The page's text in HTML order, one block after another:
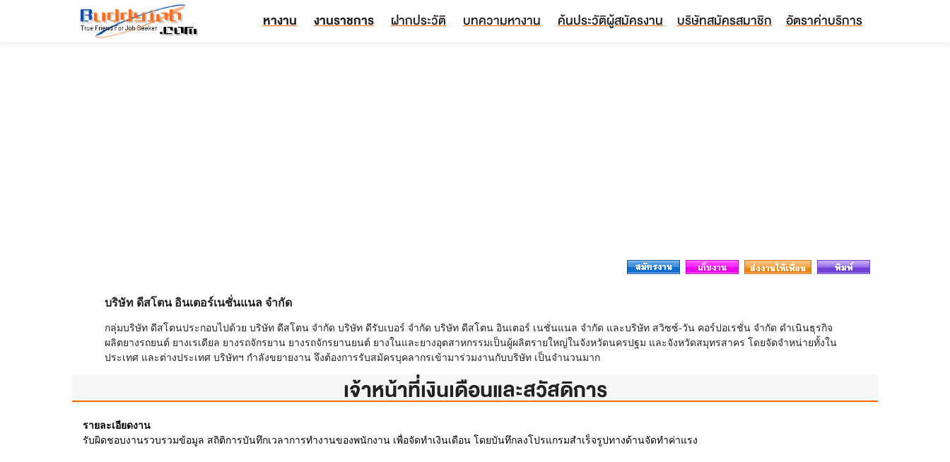
หางาน งานราชการ ฝากประวัติ บทความหางาน ค้นประวัติผู้สมัครงาน บริษัทสมัครสมาชิก อัตราค่าบริการ
บริษัท ดีสโตน อินเตอร์เนชั่นแนล จำกัด
กลุ่มบริษัท ดีสโตนประกอบไปด้วย บริษัท ดีสโตน จำกัด บริษัท ดีรับเบอร์ จำกัด บริษัท ดีสโตน อินเตอร์ เนชั่นแนล จำกัด และบริษัท สวิซซ์-วัน คอร์ปอเรชั่น จำกัด ดำเนินธุรกิจ
ผลิตยางรถยนต์ ยางเรเดียล ยางรถจักรยาน ยางรถจักรยานยนต์ ยางในและยางอุตสาหกรรมเป็นผู้ผลิตรายใหญ่ในจังหวัดนครปฐม และจังหวัดสมุทรสาคร โดยจัดจำหน่ายทั้งใน
ประเทศ และต่างประเทศ บริษัทฯ กำลังขยายงาน จึงต้องการรับสมัครบุคลากรเข้ามาร่วมงานกับบริษัท เป็นจำนวนมาก
เจ้าหน้าที่เงินเดือนและสวัสดิการ
รายละเอียดงาน
รับผิดชอบงานรวบรวมข้อมูล สถิติการบันทึกเวลาการทำงานของพนักงาน เพื่อจัดทำเงินเดือน โดยบันทึกลงโปรแกรมสำเร็จรูปทางด้านจัดทำค่าแรง